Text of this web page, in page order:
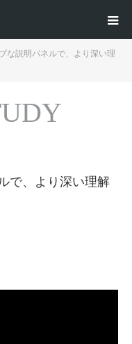
な説明パネルで、より深い理
で、より深い理解